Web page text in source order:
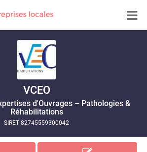
VCEO
d'Ouvrages – Pathologies &
Réhabilitations
SIRET 82745559300042